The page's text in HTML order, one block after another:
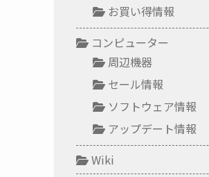
お買い得情報
コンピューター
周辺機器
セール情報
ソフトウェア情報
アップデート情報
Wiki